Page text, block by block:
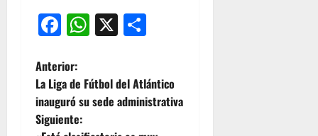
Facebook
WhatsApp
X
Anterior:
La Liga de Fútbol del Atlántico
inauguró su sede administrativa
Siguiente: